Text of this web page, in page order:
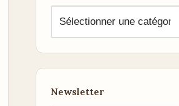
Newsletter